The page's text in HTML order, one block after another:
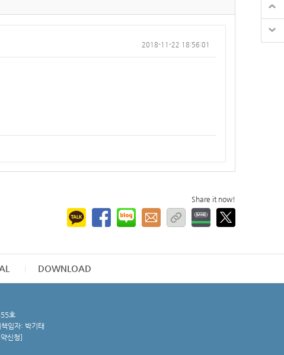
2018-11-22 18:56:01
Share it now!
DOWNLOAD
호
임자: 박기태
신청]